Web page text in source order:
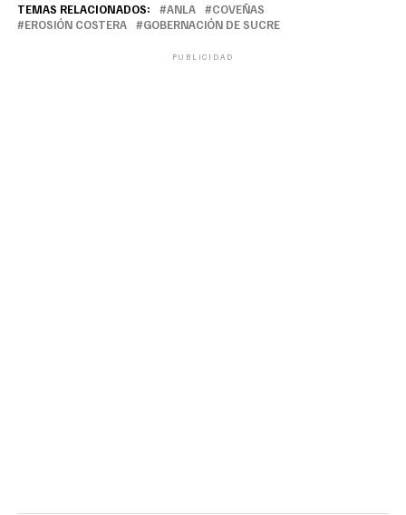
TEMAS RELACIONADOS: ANLA
COVEÑAS
EROSIÓN COSTERA
GOBERNACIÓN DE SUCRE
PUBLICIDAD